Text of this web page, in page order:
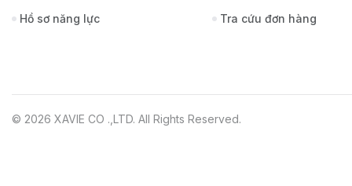
Hồ sơ năng lực
Tra cứu đơn hàng
© 2026 XAVIE CO .,LTD. All Rights Reserved.